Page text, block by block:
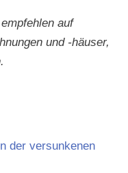
auf
und ‑häuser,
der ver­sunke­nen